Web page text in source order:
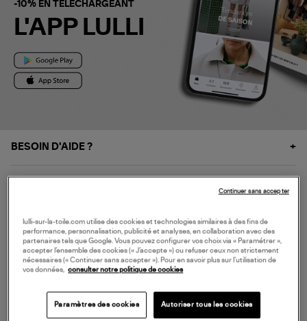
-10% EN TÉLÉCHARGEANT
L'APP LULLI
BESOIN D'AIDE ?
NOS SERVICES
SERVICE CLIENT
MODE DE PAIEMENT
lulli-sur-la-toile.com utilise des cookies et technologies similaires à des fins de
performance, personnalisation, publicité et analyses, en collaboration avec des
partenaires tels que Google. Vous pouvez configurer vos choix via « Paramétrer »,
accepter l’ensemble des cookies (« J’accepte ») ou refuser ceux non strictement
nécessaires (« Continuer sans accepter »). Pour en savoir plus sur l’utilisation de
vos données,
consulter notre politique de cookies
Paramètres des cookies Autoriser tous les cookies
Continuer sans accepter